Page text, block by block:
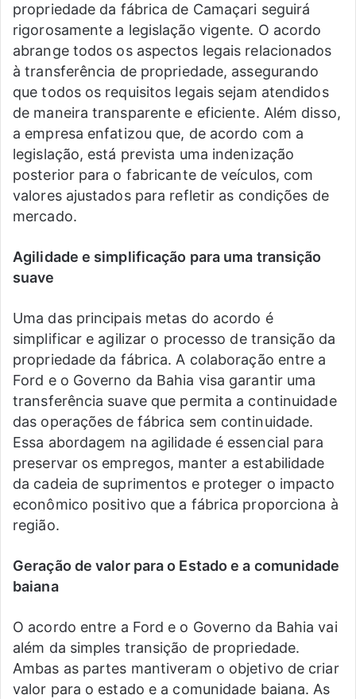
propriedade da fábrica de Camaçari seguirá
rigorosamente a legislação vigente. O acordo
abrange todos os aspectos legais relacionados
à transferência de propriedade, assegurando
que todos os requisitos legais sejam atendidos
de maneira transparente e eficiente. Além disso,
a empresa enfatizou que, de acordo com a
legislação, está prevista uma indenização
posterior para o fabricante de veículos, com
valores ajustados para refletir as condições de
mercado.
Agilidade e simplificação para uma transição
suave
Uma das principais metas do acordo é
simplificar e agilizar o processo de transição da
propriedade da fábrica. A colaboração entre a
Ford e o Governo da Bahia visa garantir uma
transferência suave que permita a continuidade
das operações de fábrica sem continuidade.
Essa abordagem na agilidade é essencial para
preservar os empregos, manter a estabilidade
da cadeia de suprimentos e proteger o impacto
econômico positivo que a fábrica proporciona à
região.
Geração de valor para o Estado e a comunidade
baiana
O acordo entre a Ford e o Governo da Bahia vai
além da simples transição de propriedade.
Ambas as partes mantiveram o objetivo de criar
valor para o estado e a comunidade baiana. As